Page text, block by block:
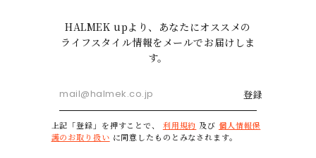
HALMEK upより、あなたにオススメの
ライフスタイル情報をメールでお届けしま
す。
登録
上記「登録」を押すことで、 利用規約 及び 個人情報保
護のお取り扱い に同意したものとみなされます。